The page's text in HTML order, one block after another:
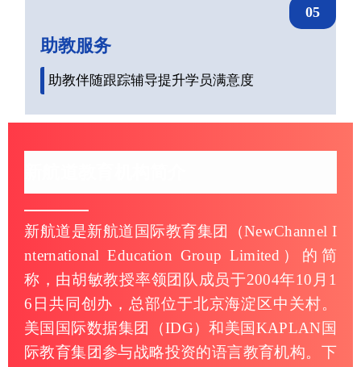
05
助教服务
助教伴随跟踪辅导提升学员满意度
新航道是新航道国际教育集团（NewChannel I
nternational Education Group Limited）的简
称，由胡敏教授率领团队成员于2004年10月1
6日共同创办，总部位于北京海淀区中关村。
美国国际数据集团（IDG）和美国KAPLAN国
际教育集团参与战略投资的语言教育机构。下